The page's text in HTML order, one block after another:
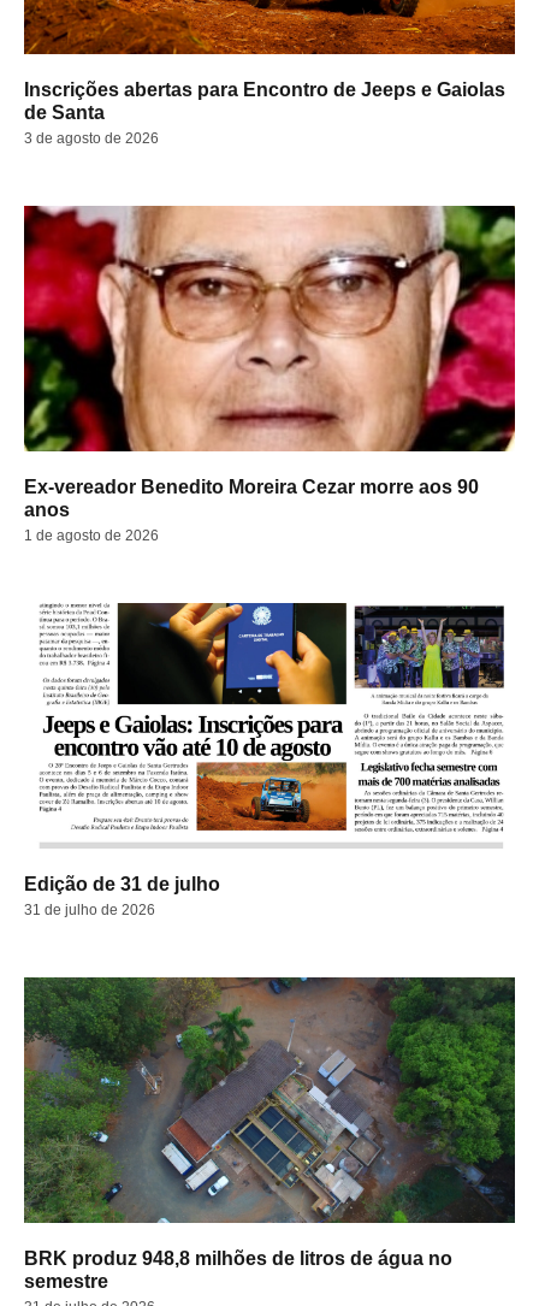
Inscrições abertas para Encontro de Jeeps e Gaiolas
de Santa
3 de agosto de 2026
Ex-vereador Benedito Moreira Cezar morre aos 90
anos
1 de agosto de 2026
Edição de 31 de julho
31 de julho de 2026
BRK produz 948,8 milhões de litros de água no
semestre